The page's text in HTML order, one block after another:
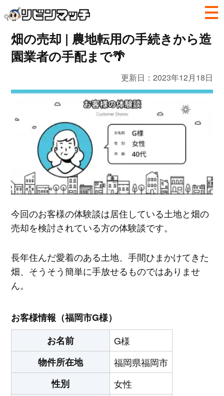
畑の売却 | 農地転用の手続きから造
園業者の手配まで🌴
更新日：2023年12月18日
今回のお客様の体験談は居住している土地と畑の
売却を検討されている方の体験談です。
長年住んだ愛着のある土地、手間ひまかけてきた
畑、そうそう簡単に手放せるものではありませ
ん。
お客様情報（福岡市G様）
お名前
G様
物件所在地
福岡県福岡市
性別
女性